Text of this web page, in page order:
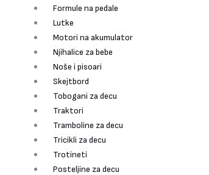
Formule na pedale
Lutke
Motori na akumulator
Njihalice za bebe
Noše i pisoari
Skejtbord
Tobogani za decu
Traktori
Tramboline za decu
Tricikli za decu
Trotineti
Posteljine za decu